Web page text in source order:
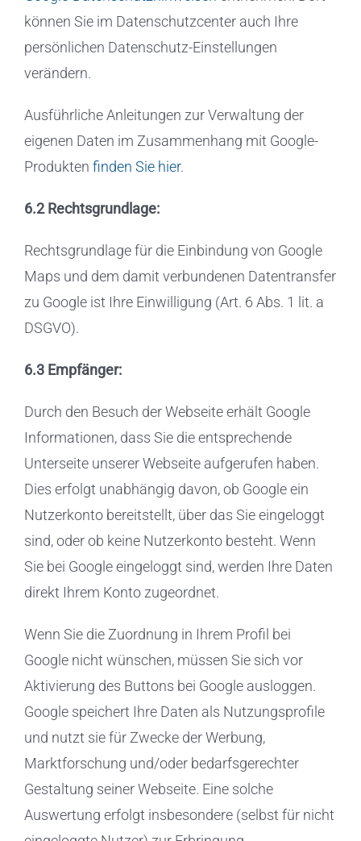
können Sie im Datenschutzcenter auch Ihre
persönlichen Datenschutz-Einstellungen
verändern.
Ausführliche Anleitungen zur Verwaltung der
eigenen Daten im Zusammenhang mit Google-
Produkten finden Sie hier.
6.2 Rechtsgrundlage:
Rechtsgrundlage für die Einbindung von Google
Maps und dem damit verbundenen Datentransfer
zu Google ist Ihre Einwilligung (Art. 6 Abs. 1 lit. a
DSGVO).
6.3 Empfänger:
Durch den Besuch der Webseite erhält Google
Informationen, dass Sie die entsprechende
Unterseite unserer Webseite aufgerufen haben.
Dies erfolgt unabhängig davon, ob Google ein
Nutzerkonto bereitstellt, über das Sie eingeloggt
sind, oder ob keine Nutzerkonto besteht. Wenn
Sie bei Google eingeloggt sind, werden Ihre Daten
direkt Ihrem Konto zugeordnet.
Wenn Sie die Zuordnung in Ihrem Profil bei
Google nicht wünschen, müssen Sie sich vor
Aktivierung des Buttons bei Google ausloggen.
Google speichert Ihre Daten als Nutzungsprofile
und nutzt sie für Zwecke der Werbung,
Marktforschung und/oder bedarfsgerechter
Gestaltung seiner Webseite. Eine solche
Auswertung erfolgt insbesondere (selbst für nicht